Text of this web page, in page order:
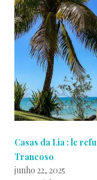
Casas da Lia : le
Trancoso
junho 22, 2025